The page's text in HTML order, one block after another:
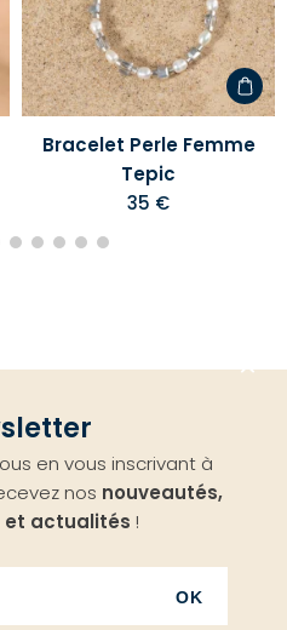
liste
Bracelet Perle Femme
Tepic
35 €
en vous inscrivant à
nos nouveautés,
et actualités !
OK